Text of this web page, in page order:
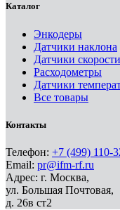
Каталог
Энкодеры
Датчики наклона
Датчики скорости
Расходометры
Датчики
Все товары
Контакты
Телефон: +7 (499) 110-
Email: pr@ifm-rf.ru
Адрес: г. Москва,
ул. Большая Почтовая,
д. 26в ст2